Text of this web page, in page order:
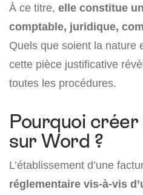
À ce titre, elle constitue
comptable, juridique,
Quels que soient la nature
cette pièce justificative
toutes les procédures.
Pourquoi
sur Word ?
L’établissement d’une
réglementaire vis-à-vis